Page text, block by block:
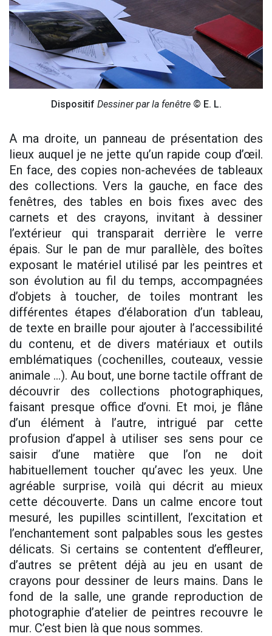
Dispositif Dessiner par la fenêtre© E. L.
A ma droite, un panneau de présentation des
lieux auquel je ne jette qu’un rapide coup d’œil.
En face, des copies non-achevées de tableaux
des collections. Vers la gauche, en face des
fenêtres, des tables en bois fixes avec des
carnets et des crayons, invitant à dessiner
l’extérieur qui transparait derrière le verre
épais. Sur le pan de mur parallèle, des boîtes
exposant le matériel utilisé par les peintres et
son évolution au fil du temps, accompagnées
d’objets à toucher, de toiles montrant les
différentes étapes d’élaboration d’un tableau,
de texte en braille pour ajouter à l’accessibilité
du contenu, et de divers matériaux et outils
emblématiques (cochenilles, couteaux, vessie
animale …). Au bout, une borne tactile offrant de
découvrir des collections photographiques,
faisant presque office d’ovni. Et moi, je flâne
d’un élément à l’autre, intrigué par cette
profusion d’appel à utiliser ses sens pour ce
saisir d’une matière que l’on ne doit
habituellement toucher qu’avec les yeux. Une
agréable surprise, voilà qui décrit au mieux
cette découverte. Dans un calme encore tout
mesuré, les pupilles scintillent, l’excitation et
l’enchantement sont palpables sous les gestes
délicats. Si certains se contentent d’effleurer,
d’autres se prêtent déjà au jeu en usant de
crayons pour dessiner de leurs mains. Dans le
fond de la salle, une grande reproduction de
photographie d’atelier de peintres recouvre le
mur. C’est bien là que nous sommes.